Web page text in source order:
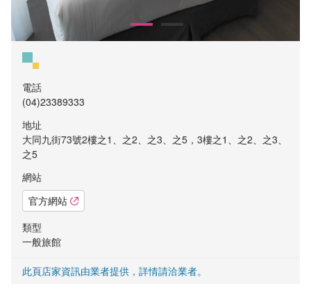
電話
(04)23389333
地址
大同九街73號2樓之1、之2、之3、之5，3樓之1、之2、之3、
之5
網站
官方網站
類型
一般旅館
此頁店家資訊由業者提供，詳情請洽業者。